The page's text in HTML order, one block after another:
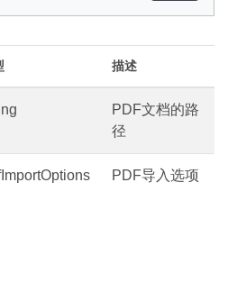
描述
PDF文档的路
径
PDF导入选项